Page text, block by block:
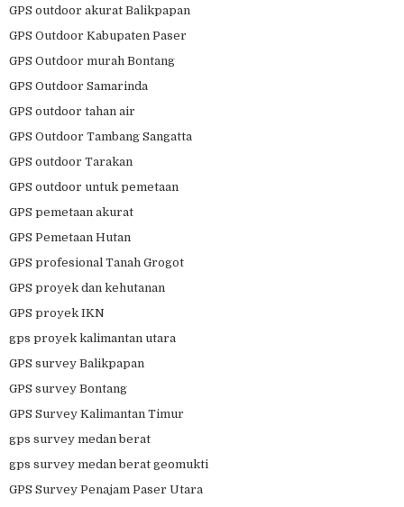
GPS outdoor akurat Balikpapan
GPS Outdoor Kabupaten Paser
GPS Outdoor murah Bontang
GPS Outdoor Samarinda
GPS outdoor tahan air
GPS Outdoor Tambang Sangatta
GPS outdoor Tarakan
GPS outdoor untuk pemetaan
GPS pemetaan akurat
GPS Pemetaan Hutan
GPS profesional Tanah Grogot
GPS proyek dan kehutanan
GPS proyek IKN
gps proyek kalimantan utara
GPS survey Balikpapan
GPS survey Bontang
GPS Survey Kalimantan Timur
gps survey medan berat
gps survey medan berat geomukti
GPS Survey Penajam Paser Utara